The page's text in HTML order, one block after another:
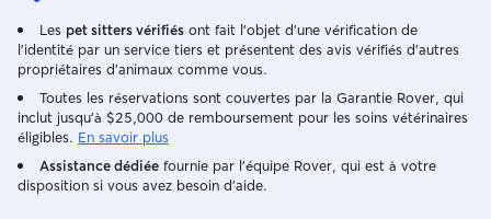
Les pet sitters vérifiés ont fait l'objet d'une vérification de
l'identité par un service tiers et présentent des avis vérifiés d'autres
propriétaires d'animaux comme vous.
Toutes les réservations sont couvertes par la Garantie Rover, qui
inclut jusqu'à $25,000 de remboursement pour les soins vétérinaires
éligibles. En savoir plus
Assistance dédiée fournie par l'équipe Rover, qui est à votre
disposition si vous avez besoin d'aide.